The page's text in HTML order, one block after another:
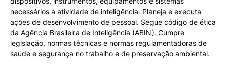
necessários à atividade de inteligência. Planeja e executa
ações de desenvolvimento de pessoal. Segue código de ética
da Agência Brasileira de Inteligência (ABIN). Cumpre
legislação, normas técnicas e normas regulamentadoras de
saúde e segurança no trabalho e de preservação ambiental.